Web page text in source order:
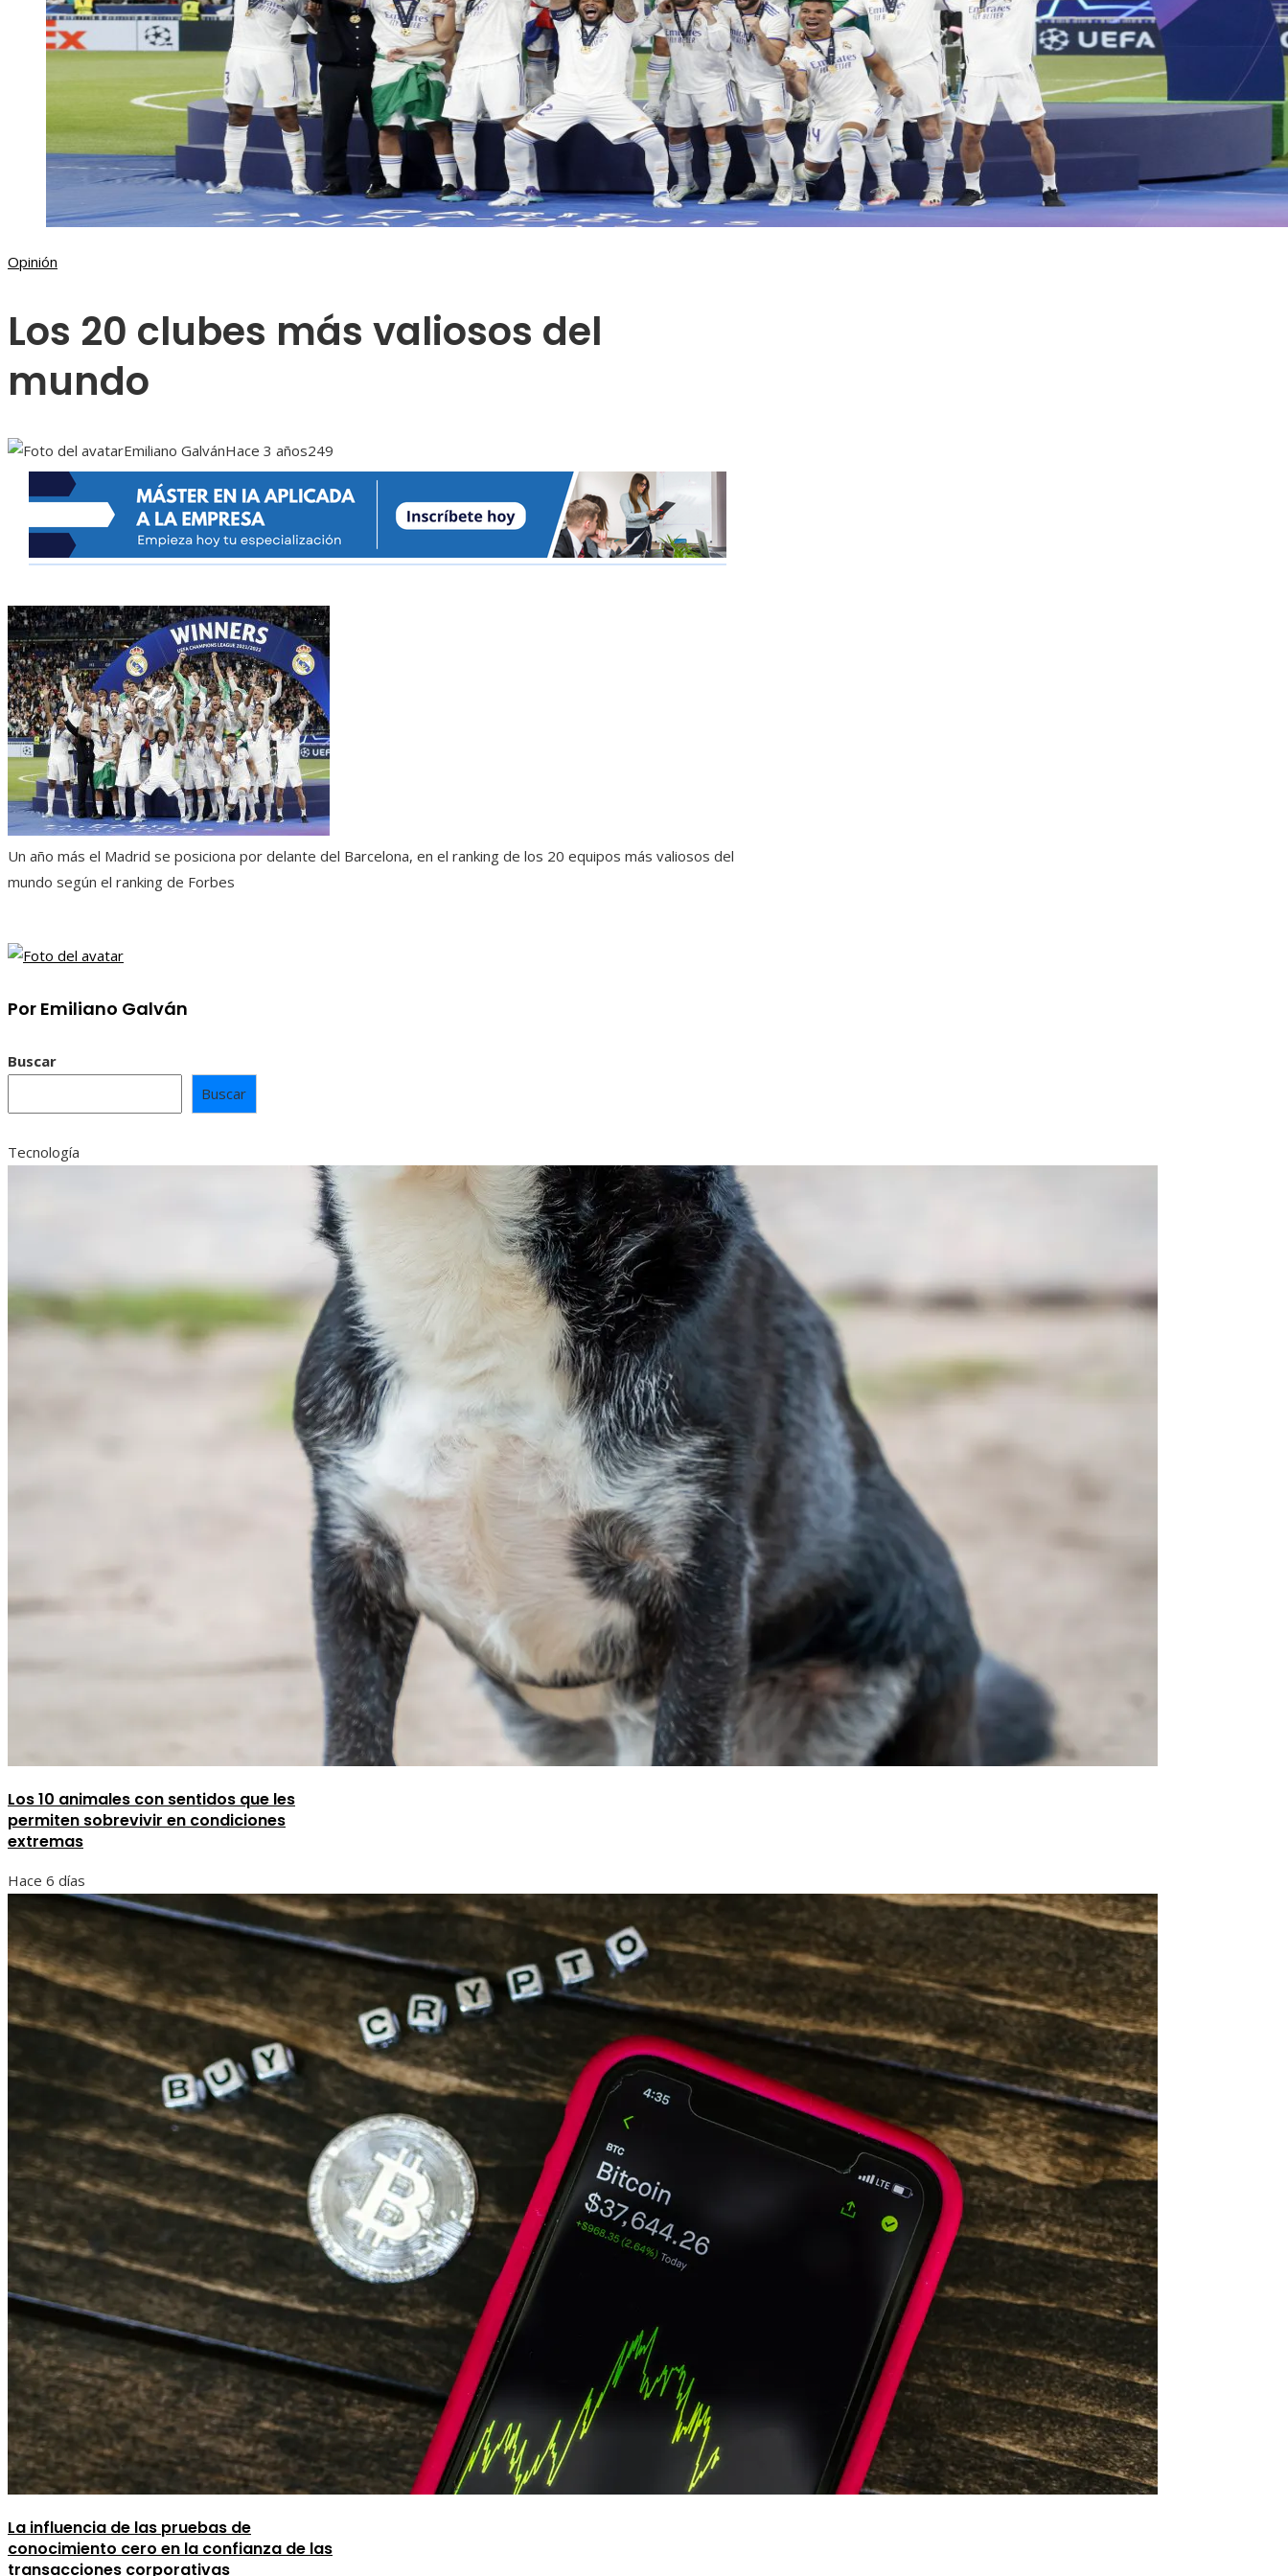
Opinión
Los 20 clubes más valiosos del
mundo
Emiliano GalvánHace 3 años249
Un año más el Madrid se posiciona por delante del Barcelona, ​​en el ranking de los 20 equipos más valiosos del
mundo según el ranking de Forbes
Por Emiliano Galván
Buscar
Buscar
Tecnología
Los 10 animales con sentidos que les
permiten sobrevivir en condiciones
extremas
Hace 6 días
La influencia de las pruebas de
conocimiento cero en la confianza de las
transacciones corporativas